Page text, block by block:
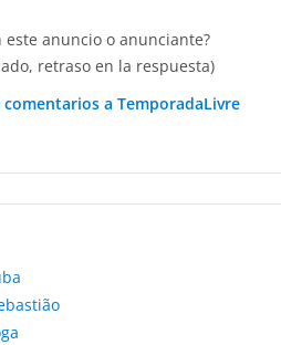
anuncio o anunciante?
retraso en la respuesta)
a TemporadaLivre